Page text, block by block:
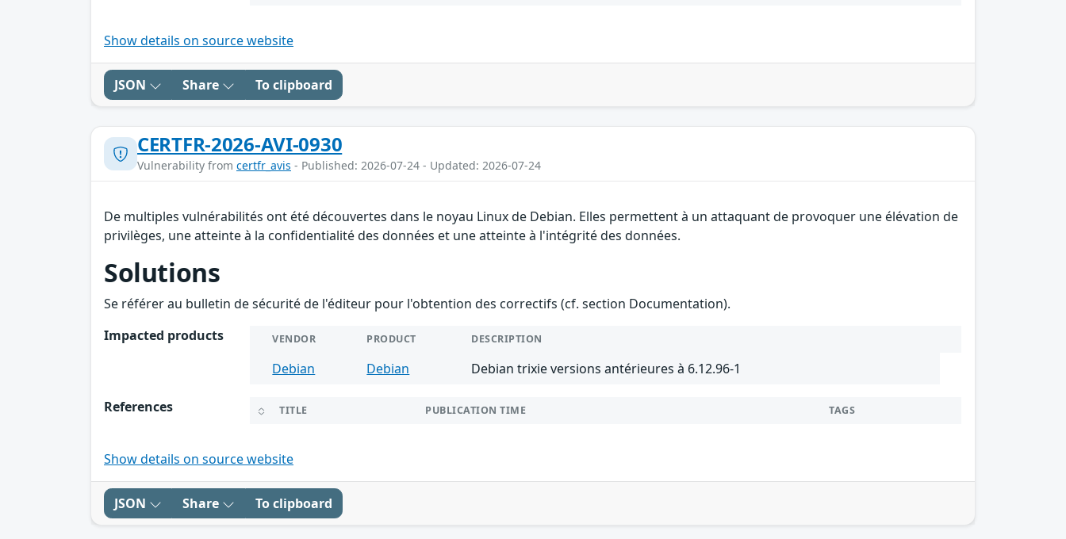
Show details on source website
JSON Share To clipboard
CERTFR-2026-AVI-0930
Vulnerability from certfr_avis - Published: 2026-07-24 - Updated: 2026-07-24
De multiples vulnérabilités ont été découvertes dans le noyau Linux de Debian. Elles permettent à un attaquant de provoquer une élévation de
privilèges, une atteinte à la confidentialité des données et une atteinte à l'intégrité des données.
Solutions
Se référer au bulletin de sécurité de l'éditeur pour l'obtention des correctifs (cf. section Documentation).
Impacted products
VENDOR PRODUCT DESCRIPTION
Debian Debian Debian trixie versions antérieures à 6.12.96-1
References TITLE PUBLICATION TIME TAGS
Show details on source website
JSON Share To clipboard